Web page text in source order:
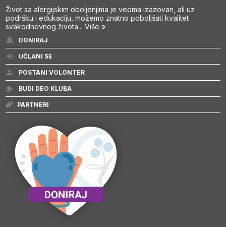
Život sa alergijskim oboljenjima je veoma izazovan, ali uz
podršku i edukaciju, možemo znatno poboljšati kvalitet
svakodnevnog života...Više »
DONIRAJ
UČLANI SE
POSTANI VOLONTER
BUDI DEO KLUBA
PARTNERI